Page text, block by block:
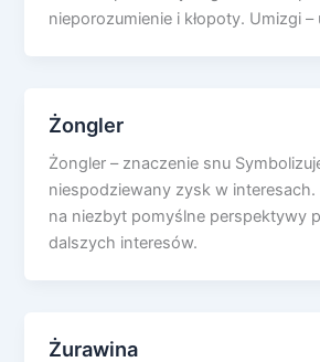
nieporozumienie i kłopoty. Umizgi –
Żongler
Żongler – znaczenie snu
niespodziewany zysk w interesach.
na niezbyt pomyślne perspektywy
dalszych interesów.
Żurawina